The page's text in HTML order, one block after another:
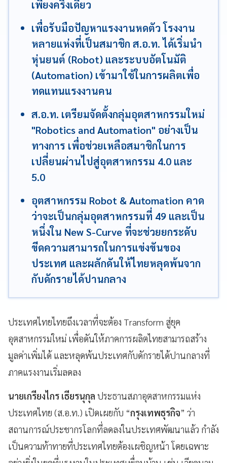
เพียงครึ่งเดียว
เพื่อรับมือปัญหาแรงงานหดตัว โรงงาน
หลายแห่งที่เป็นสมาชิก ส.อ.ท. ได้เริ่มนำ
หุ่นยนต์ (Robot) และระบบอัตโนมัติ
(Automation) เข้ามาใช้ในการผลิตเพื่อ
ทดแทนแรงงานคน
ส.อ.ท. เตรียมจัดตั้งกลุ่มอุตสาหกรรมใหม่
"Robotics and Automation" อย่างเป็น
ทางการ เพื่อช่วยเหลือสมาชิกในการ
เปลี่ยนผ่านไปสู่อุตสาหกรรม 4.0 และ
5.0
อุตสาหกรรม Robot & Automation คาด
ว่าจะเป็นกลุ่มอุตสาหกรรมที่ 49 และเป็น
หนึ่งใน New S-Curve ที่จะช่วยยกระดับ
ขีดความสามารถในการแข่งขันของ
ประเทศ และผลักดันให้ไทยหลุดพ้นจาก
กับดักรายได้ปานกลาง
ประเทศไทยไทยถึงเวลาที่จะต้อง Transform สู่ยุค
อุตสาหกรรมใหม่ เพื่อดันให้ภาคการผลิตไทยสามารถสร้าง
มูลค่าเพิ่มได้ และหลุดพ้นประเทศกับดักรายได้ปานกลางที่
ภาคแรงงานเริ่มลดลง
นายเกรียงไกร เธียรนุกุล ประธานสภาอุตสาหกรรมแห่ง
ประเทศไทย (ส.อ.ท.) เปิดเผยกับ “กรุงเทพธุรกิจ” ว่า
สถานการณ์ประชากรโลกที่ลดลงในประเทศพัฒนาแล้ว กำลัง
เป็นความท้าทายที่ประเทศไทยต้องเผชิญหน้า โดยเฉพาะ